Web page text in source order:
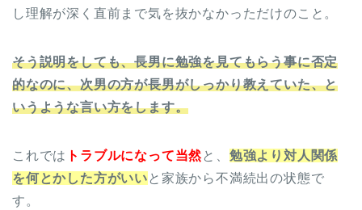
し理解が深く直前まで気を抜かなかっただけのこと。
そう説明をしても、長男に勉強を見てもらう事に否定
的なのに、次男の方が長男がしっかり教えていた、と
いうような言い方をします。
これでは トラブルになって当然と、 勉強より対人関係
を何とかした方がいい と家族から不満続出の状態で
す。